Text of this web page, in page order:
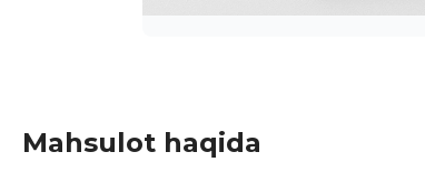
Mahsulot haqida